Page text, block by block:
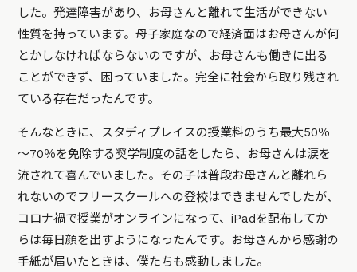
した。発達障害があり、お母さんと離れて生活ができない
性質を持っています。母子家庭なので経済面はお母さんが何
とかしなければならないのですが、お母さんも働きに出る
ことができず、困っていました。完全に社会から取り残され
ている存在だったんです。
そんなときに、スタディプレイスの授業料のうち最大50％
～70％を免除する奨学制度の話をしたら、お母さんは涙を
流されて喜んでいました。その子は普段お母さんと離れら
れないのでフリースクールへの登校はできませんでしたが、
コロナ禍で授業がオンラインになって、iPadを配布してか
らは毎日顔を出すようになったんです。お母さんから感謝の
手紙が届いたときは、僕たちも感動しました。